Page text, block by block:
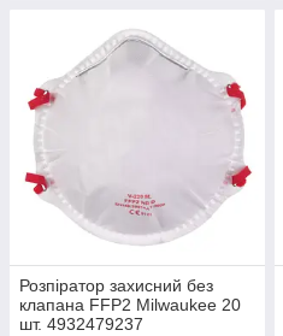
Розпіратор захисний без
клапана FFP2 Milwaukee 20
шт. 4932479237